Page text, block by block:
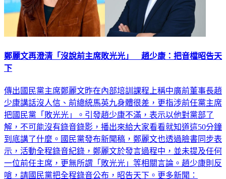
鄭麗文再澄清「沒說前主席敗光光」 趙少康：把音檔昭告天
下
傳出國民黨主席鄭麗文昨在內部培訓課程上稱中廣前董事長趙
少康講話沒人信、前總統馬英九身體很差，更指涉前任黨主席
把國民黨「敗光光」。引發趙少康不滿，表示以他對黨部了
解，不可能沒有錄音錄影，播出來給大家看看就知道這50分鐘
到底講了什麼。國民黨發布新聞稿，鄭麗文也透過臉書同步表
示，活動全程錄音紀錄，鄭麗文於發言過程中，並未提及任何
一位前任主席，更無所謂「敗光光」等相關言論。趙少康則反
嗆，請國民黨把全程錄音公布，昭告天下。更多新聞：